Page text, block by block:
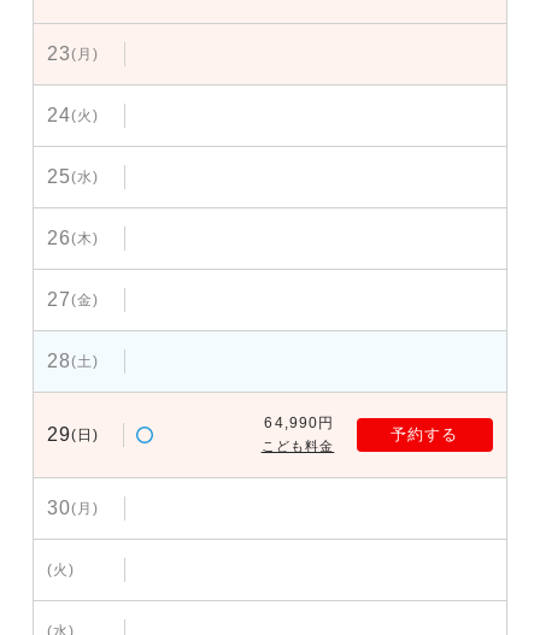
23(月)
24(火)
25(水)
26(木)
27(金)
28(土)
29(日)
64,990円
こども料金
予約する
30(月)
(火)
(水)